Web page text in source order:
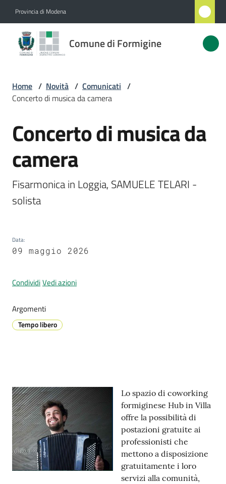
Provincia di Modena
Comune di Formigine
Comune
di
Novità
Servizi
Vivere
Formigine
appuntamenti
A
l
l
M
e
t
e
o
Tutti
Home / Novità / Comunicati /
Concerto di musica da camera
Salta al contenuto
Concerto di musica da
camera
Fisarmonica in Loggia, SAMUELE TELARI -
solista
Data:
09 maggio 2026
CondividiVedi azioni
Argomenti
Tempo libero
Contenuto
Lo spazio di coworking
formiginese Hub in Villa
offre la possibilità di
postazioni gratuite ai
professionisti che
mettono a disposizione
gratuitamente i loro
servizi alla comunità,